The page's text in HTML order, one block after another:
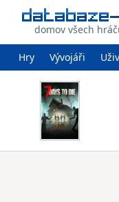
domov všech
Hry Vývojáři